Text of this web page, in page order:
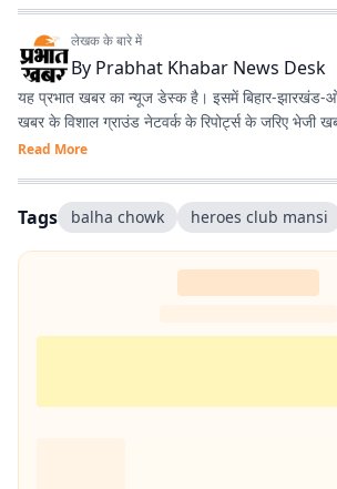
लेखक के बारे में
By Prabhat Khabar News Desk
यह प्रभात खबर का न्यूज डेस्क है। इसमें बिहार-झारखंड-
खबर के विशाल ग्राउंड नेटवर्क के रिपोर्ट्स के जरिए भेजी
Read More
Tags balha chowk heroes club mansi